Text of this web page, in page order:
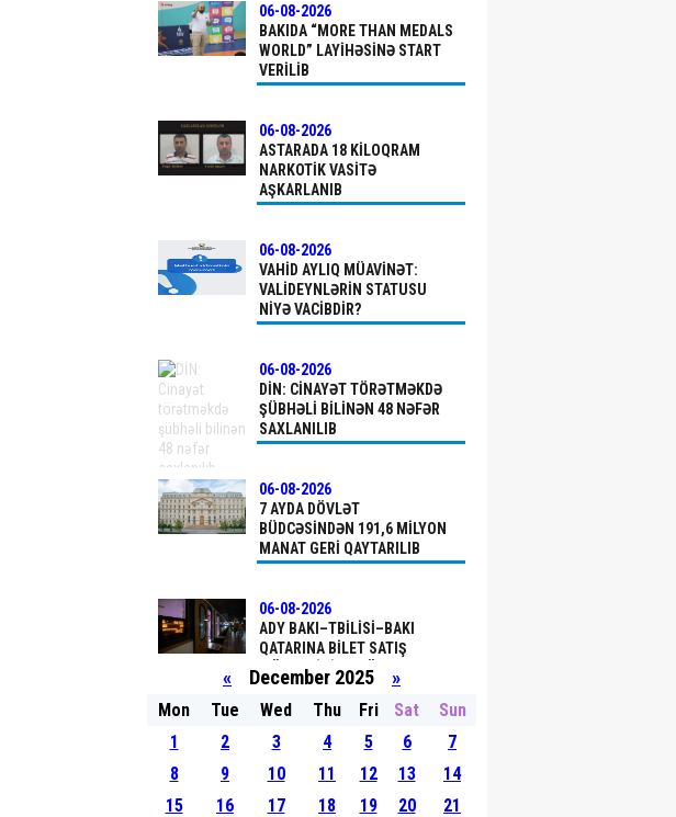
06-08-2026
BAKIDA “MORE THAN MEDALS
WORLD” LAYIHƏSINƏ START
VERILIB
06-08-2026
ASTARADA 18 KILOQRAM
NARKOTIK VASITƏ
AŞKARLANIB
06-08-2026
VAHID AYLIQ MÜAVINƏT:
VALIDEYNLƏRIN STATUSU
NIYƏ VACIBDIR?
06-08-2026
DİN: CINAYƏT TÖRƏTMƏKDƏ
ŞÜBHƏLI BILINƏN 48 NƏFƏR
SAXLANILIB
06-08-2026
7 AYDA DÖVLƏT
BÜDCƏSINDƏN 191,6 MILYON
MANAT GERI QAYTARILIB
06-08-2026
ADY BAKI–TBILISI–BAKI
QATARINA BILET SATIŞ
MÜDDƏTINI 90 GÜNƏDƏK
ARTIRIR
BEŞ İCRA HAKIMIYYƏTI İT
SISTEMLƏRINI “HÖKUMƏT
BULUDU”NA KÖÇÜRÜB
« December 2025 »
Mon Tue Wed Thu Fri Sat
Sun
1
2 3 4 5 6
7
8
9 10 11 12 13
14
15
16 17 18 19 20 21